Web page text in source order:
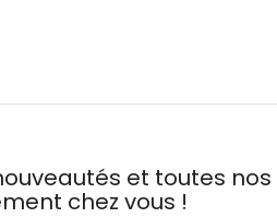
et toutes
chez vous !